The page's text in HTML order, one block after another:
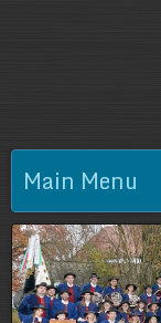
Main Menu